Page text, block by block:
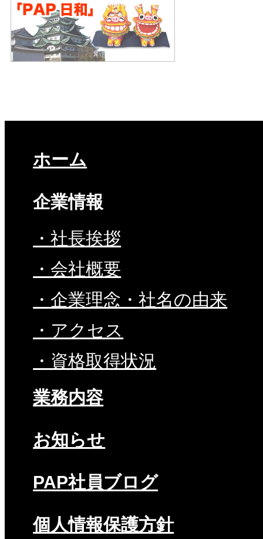
ホーム
企業情報
・社長挨拶
・会社概要
・企業理念・社名の由来
・アクセス
・資格取得状況
業務内容
お知らせ
PAP社員ブログ
個人情報保護方針